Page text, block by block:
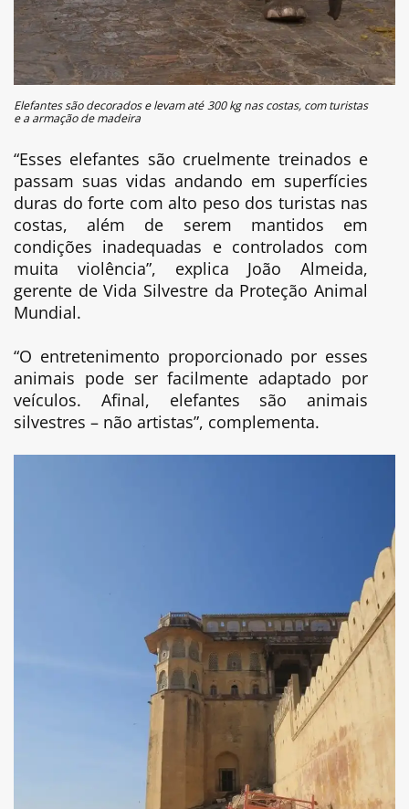
Elefantes são decorados e levam até 300 kg nas costas, com turistas
e a armação de madeira
“Esses elefantes são cruelmente treinados e
passam suas vidas andando em superfícies
duras do forte com alto peso dos turistas nas
costas, além de serem mantidos em
condições inadequadas e controlados com
muita violência”, explica João Almeida,
gerente de Vida Silvestre da Proteção Animal
Mundial.
“O entretenimento proporcionado por esses
animais pode ser facilmente adaptado por
veículos. Afinal, elefantes são animais
silvestres – não artistas”, complementa.